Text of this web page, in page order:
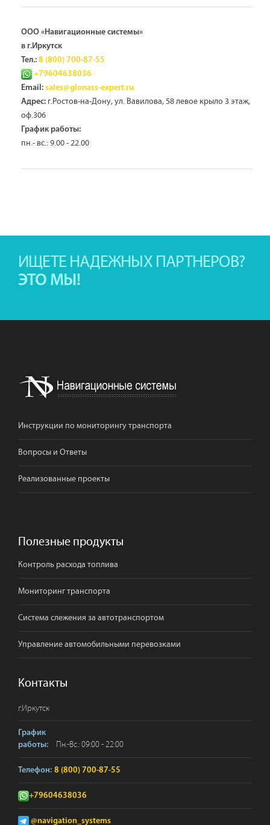
ООО «Навигационные системы»
в г.Иркутск
Тел.: 8 (800) 700-87-55
+79604638036
Email: sales@glonass-expert.ru
Адрес: г.Ростов-на-Дону, ул. Вавилова, 58 левое крыло 3 этаж,
оф.306
График работы:
пн.- вс.: 9.00 - 22.00
ИЩЕТЕ НАДЕЖНЫХ ПАРТНЕРОВ?
ЭТО МЫ!
Инструкции по мониторингу транспорта
Вопросы и Ответы
Реализованные проекты
Полезные продукты
Контроль расхода топлива
Мониторинг транспорта
Система слежения за автотранспортом
Управление автомобильными перевозками
Контакты
г.Иркутск
График
работы:
Пн.-Вс.: 09:00 - 22:00
Телефон: 8 (800) 700-87-55
+79604638036
@navigation_systems